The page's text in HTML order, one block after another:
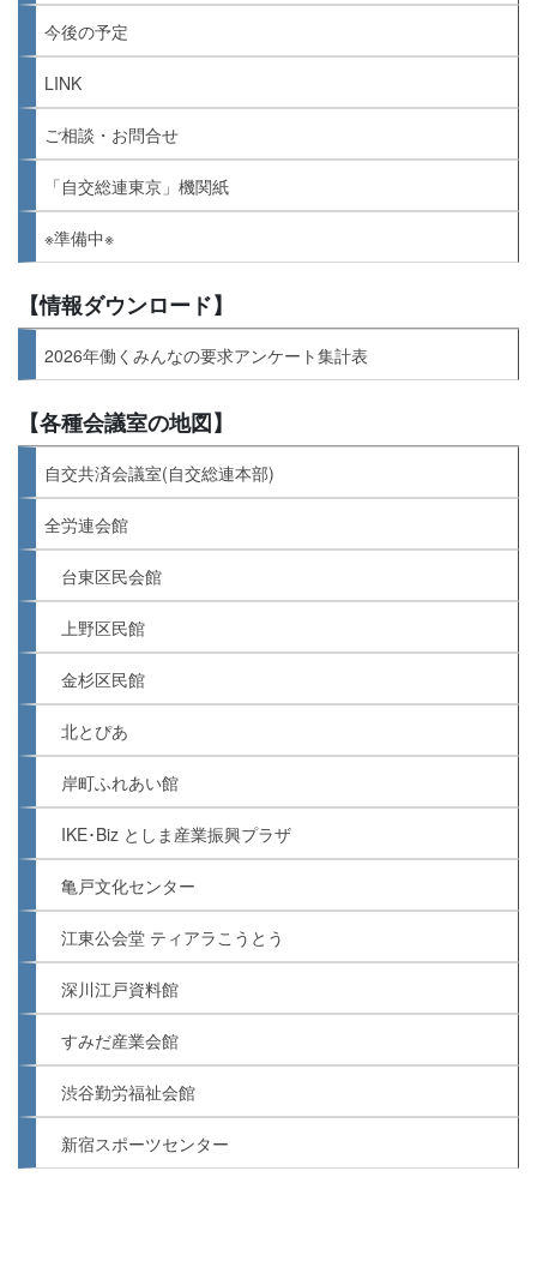
今後の予定
LINK
ご相談・お問合せ
「自交総連東京」機関紙
※準備中※
【情報ダウンロード】
2026年働くみんなの要求アンケート集計表
【各種会議室の地図】
自交共済会議室(自交総連本部)
全労連会館
台東区民会館
上野区民館
金杉区民館
北とぴあ
岸町ふれあい館
IKE･Biz としま産業振興プラザ
亀戸文化センター
江東公会堂 ティアラこうとう
深川江戸資料館
すみだ産業会館
渋谷勤労福祉会館
新宿スポーツセンター